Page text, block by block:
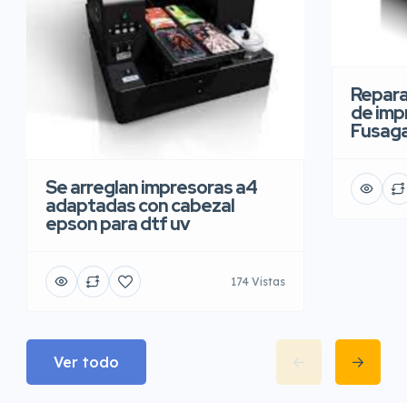
Se arreglan impresoras a4
adaptadas con cabezal
epson para dtf uv
174 Vistas
de
Ver todo